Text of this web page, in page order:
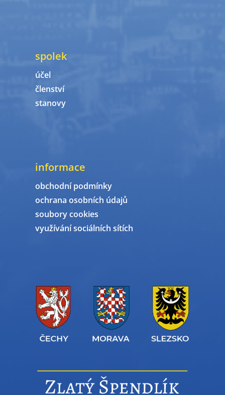
spolek
účel
členství
stanovy
informace
obchodní podmínky
ochrana osobních údajů
soubory cookies
využívání sociálních sítích